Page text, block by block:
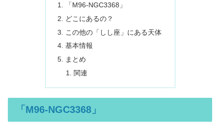
「M96-NGC3368」
どこにあるの？
この他の「しし座」にある天体
基本情報
まとめ
関連
「M96-NGC3368」